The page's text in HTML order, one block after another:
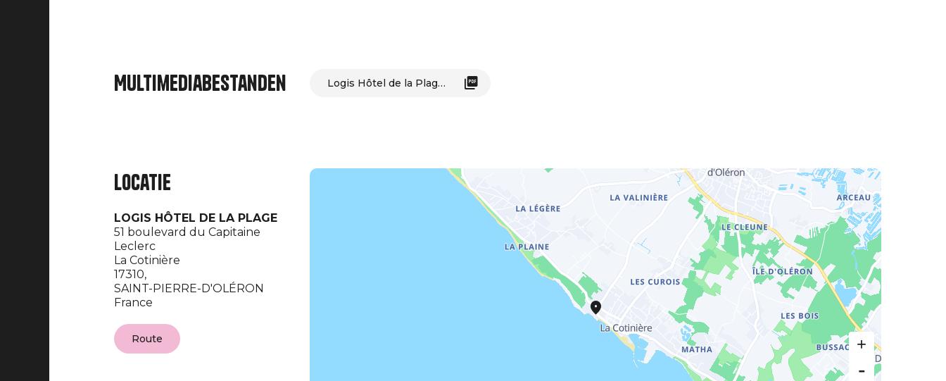
Multimediabestanden Logis Hôtel de la Plage_Saint-Pierre-d'Oléron
Locatie
LOGIS HÔTEL DE LA PLAGE
51 boulevard du Capitaine
Leclerc
La Cotinière
17310,
SAINT-PIERRE-D'OLÉRON
France
Route